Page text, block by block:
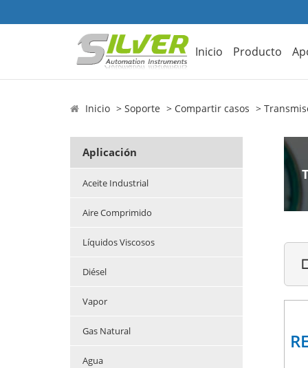
Inicio Producto
Inicio Soporte Compartir casos
Aplicación
Aceite Industrial
Aire Comprimido
Líquidos Viscosos
Diésel
Vapor
Gas Natural
Agua